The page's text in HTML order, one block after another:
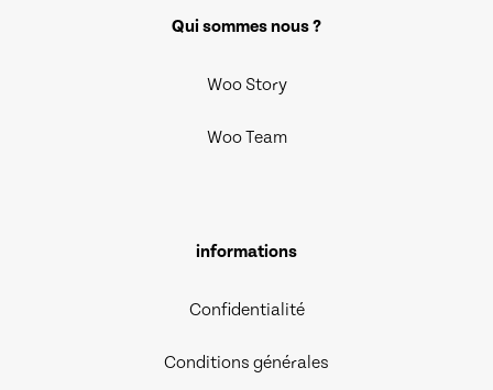
Qui sommes nous ?
Woo Story
Woo Team
informations
Confidentialité
Conditions générales